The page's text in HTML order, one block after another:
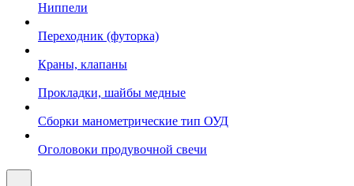
Ниппели
Переходник (футорка)
Краны, клапаны
Прокладки, шайбы медные
Сборки манометрические тип ОУД
Оголовоки продувочной свечи